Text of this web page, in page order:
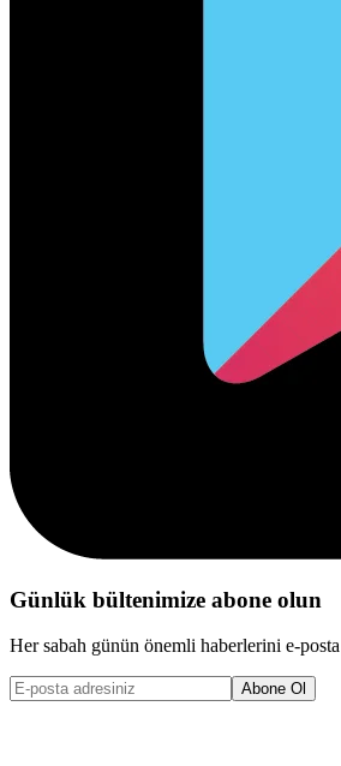
Günlük bültenimize abone olun
Her sabah günün önemli haberlerini e-
Abone Ol